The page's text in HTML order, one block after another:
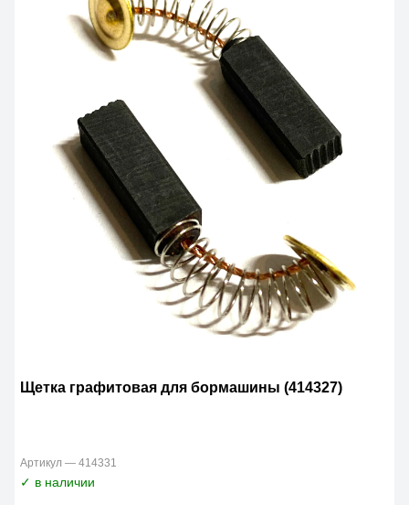
Щетка графитовая для бормашины (414327)
Артикул — 414331
✓ в наличии